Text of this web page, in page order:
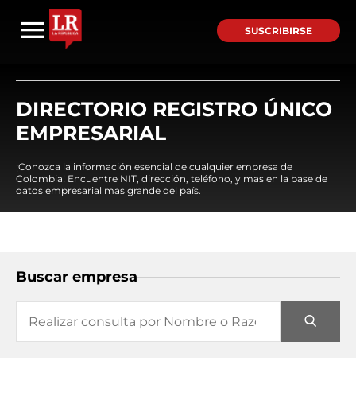
SUSCRIBIRSE
DIRECTORIO REGISTRO ÚNICO
EMPRESARIAL
¡Conozca la información esencial de cualquier empresa de
Colombia! Encuentre NIT, dirección, teléfono, y mas en la base de
datos empresarial mas grande del país.
Buscar empresa